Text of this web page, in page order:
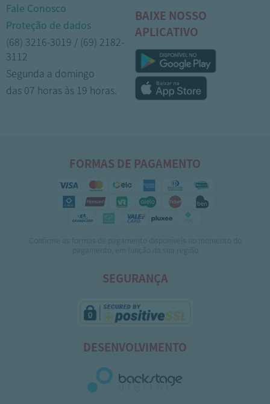
Fale Conosco
Proteção de dados
(68) 3216-3019 / (69) 2182-
3112
Segunda a domingo
das 07 horas às 19 horas.
BAIXE NOSSO
APLICATIVO
FORMAS DE PAGAMENTO
SEGURANÇA
DESENVOLVIMENTO